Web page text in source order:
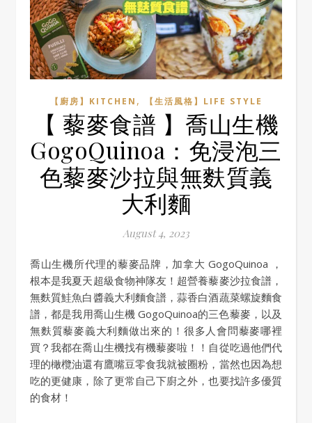
【廚房】KITCHEN , 【生活風格】LIFE STYLE
【 藜麥食譜 】喬山生機
GogoQuinoa：免浸泡三
色藜麥沙拉與無麩質義
大利麵
August 4, 2023
喬山生機所代理的藜麥品牌，加拿大 GogoQuinoa ，
根本是我夏天超級食物神隊友！超營養藜麥沙拉食譜，
無麩質鮭魚白醬義大利麵食譜，蒜香白酒蔬菜螺旋麵食
譜，都是我用喬山生機 GogoQuinoa的三色藜麥，以及
無麩質藜麥義大利麵做出來的！很多人會問藜麥哪裡
買？我都在喬山生機找有機藜麥啦！！自從吃過他們代
理的橄欖油還有鷹嘴豆零食我就被圈粉，當然也因為想
吃的更健康，除了更常自己下廚之外，也要找許多優質
的食材！